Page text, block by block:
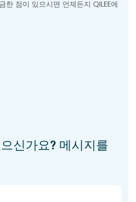
한 점이 있으시면 언제든지 QILEE에
신가요? 메시지를